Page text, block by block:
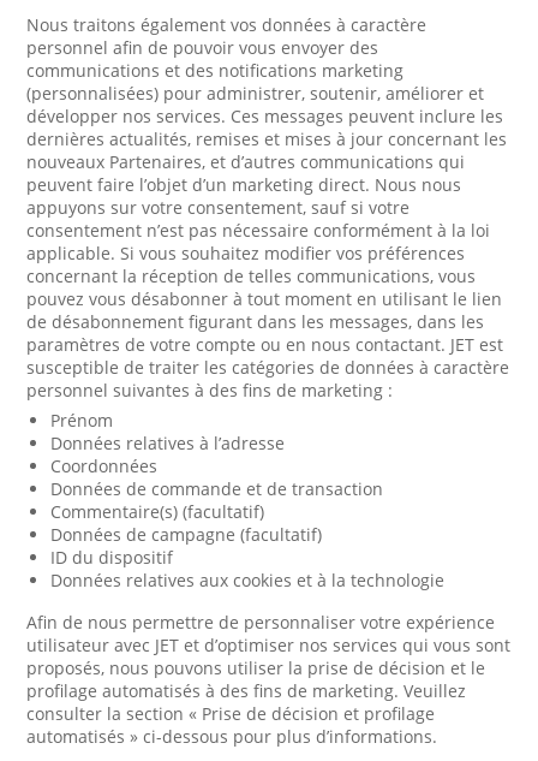
Nous traitons également vos données à caractère
personnel afin de pouvoir vous envoyer des
communications et des notifications marketing
(personnalisées) pour administrer, soutenir, améliorer et
développer nos services. Ces messages peuvent inclure les
dernières actualités, remises et mises à jour concernant les
nouveaux Partenaires, et d’autres communications qui
peuvent faire l’objet d’un marketing direct. Nous nous
appuyons sur votre consentement, sauf si votre
consentement n’est pas nécessaire conformément à la loi
applicable. Si vous souhaitez modifier vos préférences
concernant la réception de telles communications, vous
pouvez vous désabonner à tout moment en utilisant le lien
de désabonnement figurant dans les messages, dans les
paramètres de votre compte ou en nous contactant. JET est
susceptible de traiter les catégories de données à caractère
personnel suivantes à des fins de marketing :
Prénom
Données relatives à l’adresse
Coordonnées
Données de commande et de transaction
Commentaire(s) (facultatif)
Données de campagne (facultatif)
ID du dispositif
Données relatives aux cookies et à la technologie
Afin de nous permettre de personnaliser votre expérience
utilisateur avec JET et d’optimiser nos services qui vous sont
proposés, nous pouvons utiliser la prise de décision et le
profilage automatisés à des fins de marketing. Veuillez
consulter la section « Prise de décision et profilage
automatisés » ci-dessous pour plus d’informations.